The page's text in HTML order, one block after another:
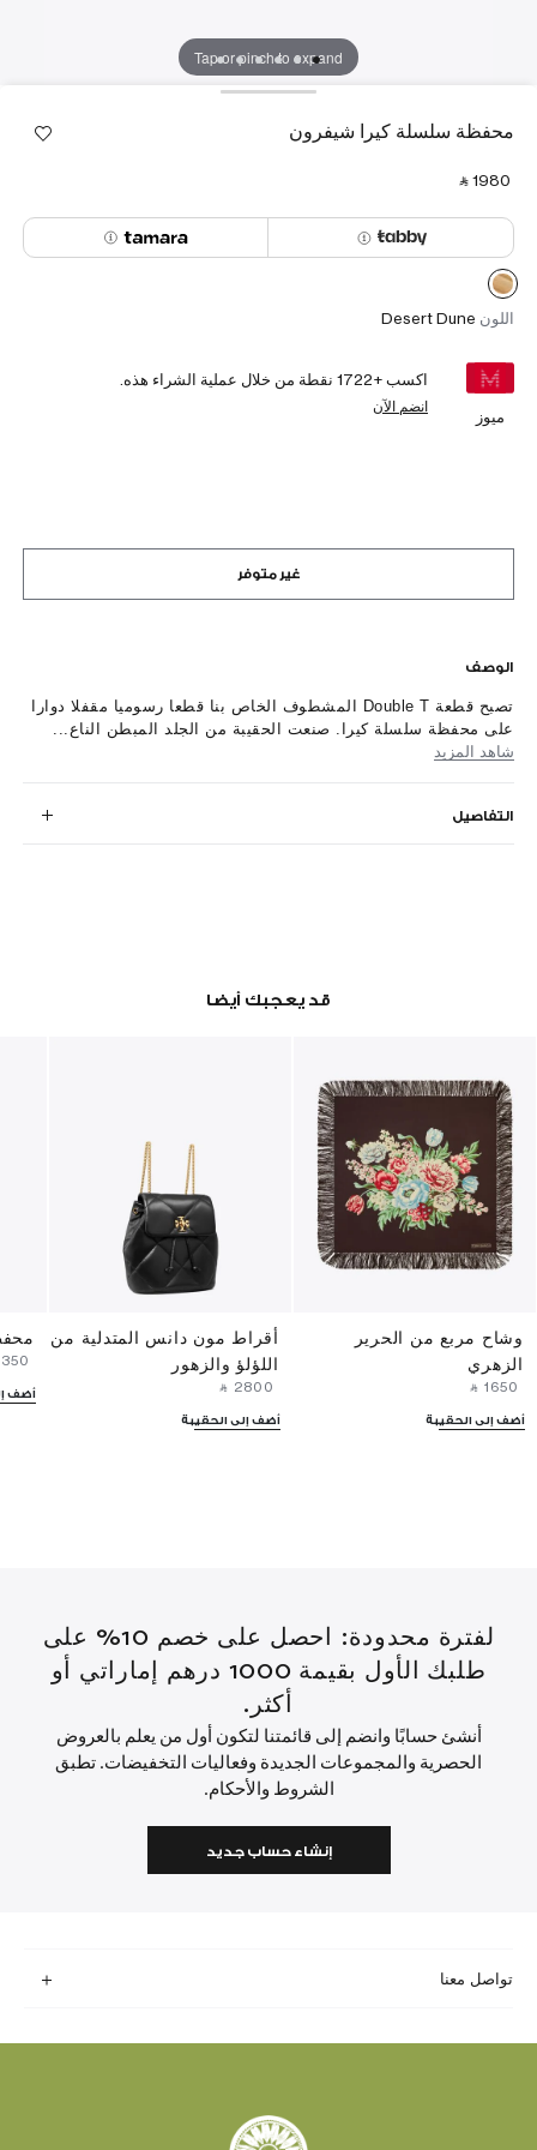
Tap or pinch to expand
محفظة سلسلة كيرا شيفرون
‎ ⃁ ⁦1980⁩ ‎
اللون Desert Dune
ميوز
اكسب +1722 نقطة من خلال عملية الشراء هذه.
انضم الآن
غير متوفر
الوصف
تصبح قطعة Double T المشطوف الخاص بنا قطعا رسوميا مقفلا دوارا
على محفظة سلسلة كيرا. صنعت الحقيبة من الجلد المبطن الناع...
شاهد المزيد
التفاصيل
قد يعجبك أيضا
وشاح مربع من الحرير
الزهري
‎ ⃁ ⁦1650⁩ ‎
أضف إلى الحقيبة
أقراط مون دانس المتدلية من
اللؤلؤ والزهور
‎ ⃁ ⁦2800⁩ ‎
أضف إلى الحقيبة
أضف
لفترة محدودة: احصل على خصم 10% على
طلبك الأول بقيمة 1000 درهم إماراتي أو
أكثر.
أنشئ حسابًا وانضم إلى قائمتنا لتكون أول من يعلم بالعروض
الحصرية والمجموعات الجديدة وفعاليات التخفيضات. تطبق
الشروط والأحكام.
إنشاء حساب جديد
تواصل معنا